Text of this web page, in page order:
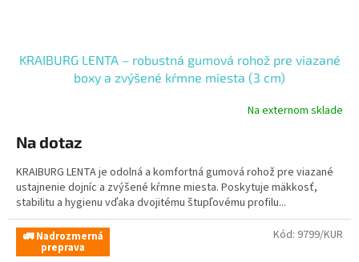
KRAIBURG LENTA – robustná gumová rohož pre viazané
boxy a zvýšené kŕmne miesta (3 cm)
Na externom sklade
Na dotaz
KRAIBURG LENTA je odolná a komfortná gumová rohož pre viazané
ustajnenie dojníc a zvýšené kŕmne miesta. Poskytuje mäkkosť,
stabilitu a hygienu vďaka dvojitému štupľovému profilu...
🚛 Nadrozmerná
preprava
Kód: 9799/KUR